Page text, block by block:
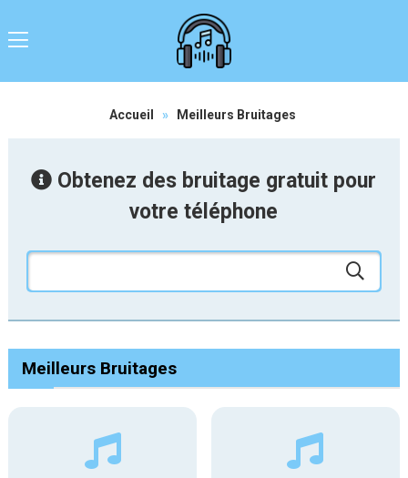
Accueil » Meilleurs Bruitages
Obtenez des bruitage gratuit pour
votre téléphone
Meilleurs Bruitages